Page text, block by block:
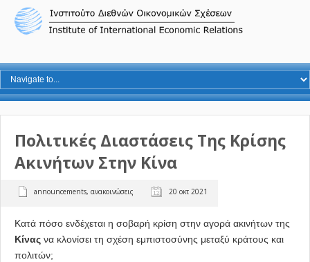
Πολιτικές Διαστάσεις Της Κρίσης
Ακινήτων Στην Κίνα
announcements, ανακοινώσεις 20 οκτ 2021
Κατά πόσο ενδέχεται η σοβαρή κρίση στην αγορά ακινήτων της
Κίνας να κλονίσει τη σχέση εμπιστοσύνης μεταξύ κράτους και
πολιτών;